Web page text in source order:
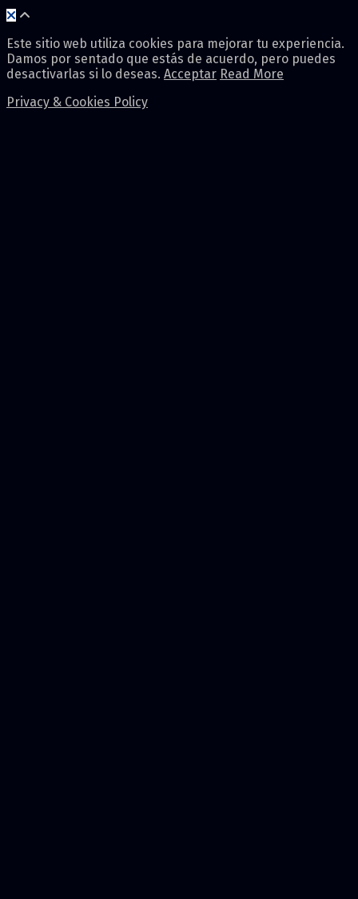
Este sitio web utiliza cookies para mejorar tu experiencia.
Damos por sentado que estás de acuerdo, pero puedes
desactivarlas si lo deseas. Acceptar Read More
Privacy & Cookies Policy